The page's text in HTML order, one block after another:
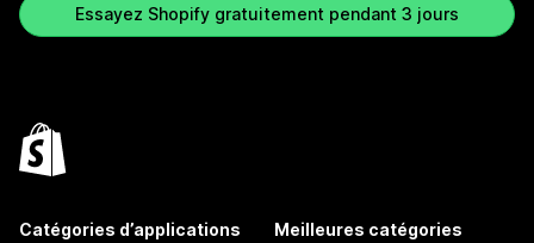
Essayez Shopify gratuitement pendant 3 jours
Catégories d’applications Meilleures catégories